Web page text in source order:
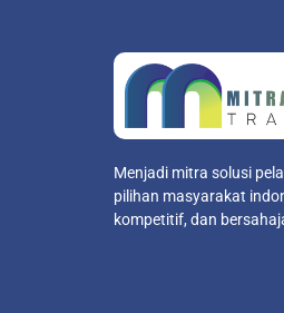
Menjadi mitra solusi
pilihan masyarakat
kompetitif, dan